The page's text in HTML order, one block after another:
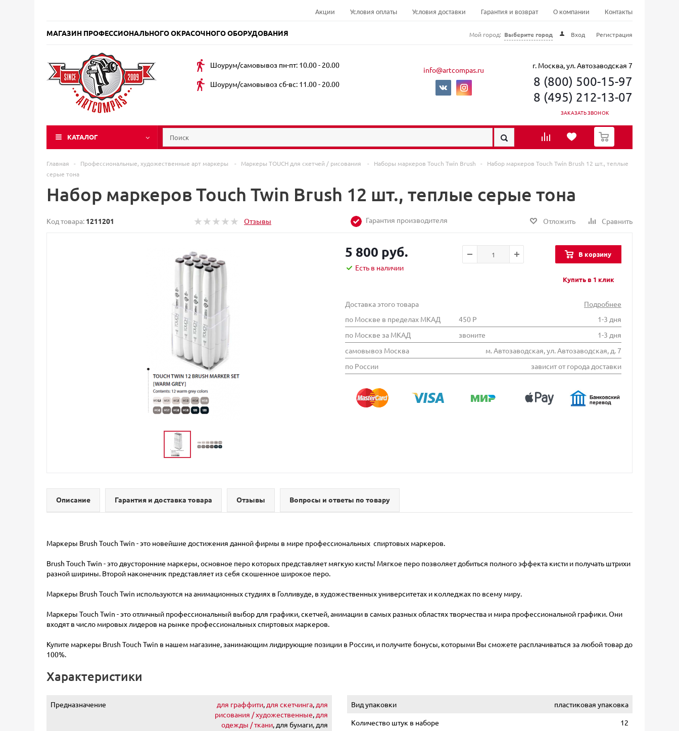
Акции Условия оплаты Условия доставки Гарантия и возврат О компании Контакты
МАГАЗИН ПРОФЕССИОНАЛЬНОГО ОКРАСОЧНОГО ОБОРУДОВАНИЯ Мой город: Выберите город Вход Регистрация
Шоурум/самовывоз пн-пт: 10.00 - 20.00
Шоурум/самовывоз сб-вс: 11.00 - 20.00
info@artcompas.ru г. Москва, ул. Автозаводская 7
8 (800) 500-15-97
8 (495) 212-13-07
ЗАКАЗАТЬ ЗВОНОК
КАТАЛОГ
0
Главная - Профессиональные, художественные арт маркеры - Маркеры TOUCH для скетчей / рисования - Наборы маркеров Touch Twin Brush -
Набор маркеров Touch Twin Brush 12 шт., теплые
серые тона
Набор маркеров Touch Twin Brush 12 шт., теплые серые тона
Код товара: 1211201 Отзывы Гарантия производителя Отложить Сравнить
5 800 руб.
Есть в наличии
В корзину
Купить в 1 клик
Доставка этого товара
Подробнее
по Москве в пределах МКАД
450 Р
1-3 дня
по Москве за МКАД
звоните
1-3 дня
самовывоз Москва
м. Автозаводская, ул. Автозаводская, д. 7
по России
зависит от города доставки
Описание Гарантия и доставка товара Отзывы Вопросы и ответы по товару
Маркеры Brush Touch Twin - это новейшие достижения данной фирмы в мире профессиональных спиртовых маркеров.
Brush Touch Twin - это двусторонние маркеры, основное перо которых представляет мягкую кисть! Мягкое перо позволяет добиться полного эффекта кисти и получать штрихи
разной ширины. Второй наконечник представляет из себя скошенное широкое перо.
Маркеры Brush Touch Twin используются на анимационных студиях в Голливуде, в художественных университетах и колледжах по всему миру.
Маркеры Touch Twin - это отличный профессиональный выбор для графики, скетчей, анимации в самых разных областях творчества и мира профессиональной графики. Они
входят в число мировых лидеров на рынке профессиональных спиртовых маркеров.
Купите маркеры Brush Touch Twin в нашем магазине, занимающим лидирующие позиции в России, и получите бонусы, которыми Вы сможете расплачиваться за любой товар до
100%.
Характеристики
Предназначение для граффити, для скетчинга, для
рисования / художественные, для
одежды / ткани, для бумаги, для
Вид упаковки
пластиковая упаковка
Количество штук в наборе
12